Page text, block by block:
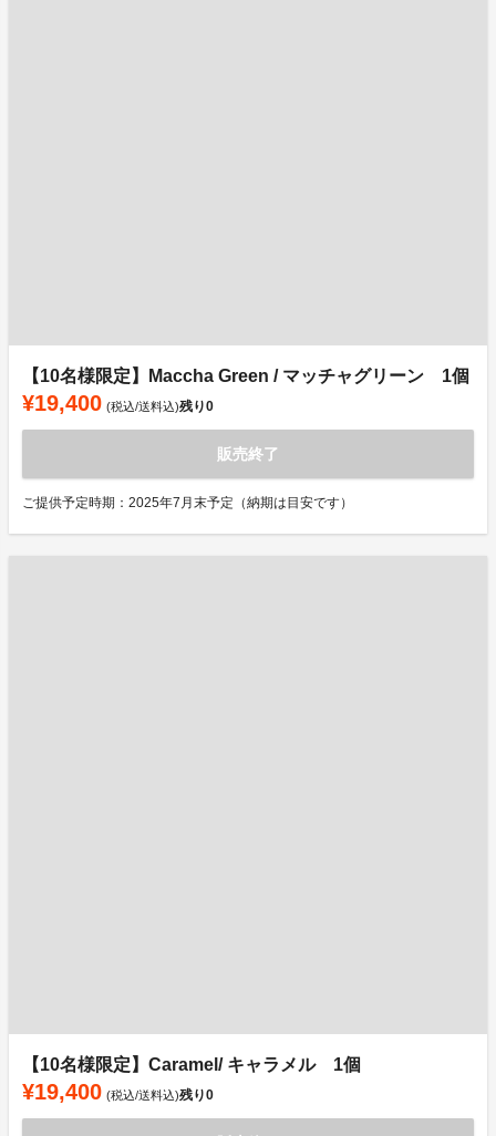
【10名様限定】Maccha Green / マッチャグリーン 1個
¥19,400 (税込/送料込)残り0
販売終了
ご提供予定時期：2025年7月末予定（納期は目安です）
【10名様限定】Caramel/ キャラメル 1個
¥19,400 (税込/送料込)残り0